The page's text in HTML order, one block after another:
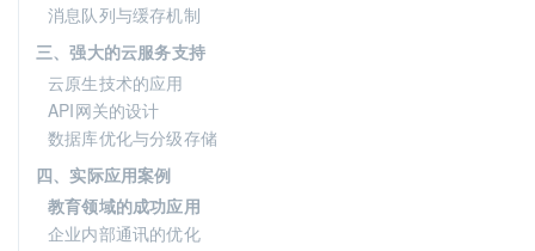
消息队列与缓存机制
三、强大的云服务支持
云原生技术的应用
API网关的设计
数据库优化与分级存储
四、实际应用案例
教育领域的成功应用
企业内部通讯的优化